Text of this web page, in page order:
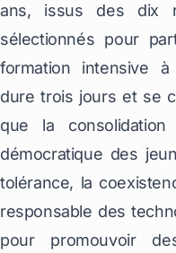
ans, issus des dix
sélectionnés pour
formation intensive à
dure trois jours et se
que la
démocratique des
tolérance, la
responsable des
pour promouvoir